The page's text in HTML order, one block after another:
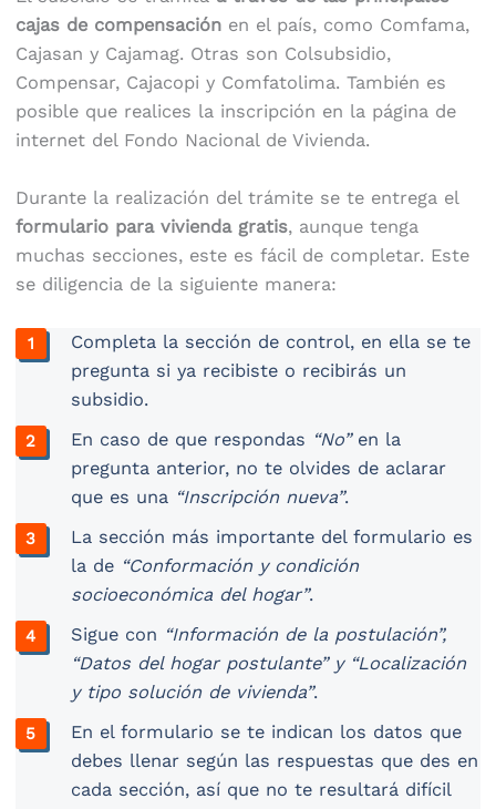
cajas de compensaciónen el país, como Comfama,
Cajasan y Cajamag. Otras son Colsubsidio,
Compensar, Cajacopi y Comfatolima. También es
posible que realices la inscripción en la página de
internet del Fondo Nacional de Vivienda.
Durante la realización del trámite se te entrega el
formulario para vivienda gratis, aunque tenga
muchas secciones, este es fácil de completar. Este
se diligencia de la siguiente manera:
Completa la sección de control, en ella se te
pregunta si ya recibiste o recibirás un
subsidio.
En caso de que respondas “No”en la
pregunta anterior, no te olvides de aclarar
que es una “Inscripción nueva”.
La sección más importante del formulario es
la de “Conformación y condición
socioeconómica del hogar”.
Sigue con “Información de la postulación”,
“Datos del hogar postulante” y “Localización
y tipo solución de vivienda”.
En el formulario se te indican los datos que
debes llenar según las respuestas que des en
cada sección, así que no te resultará difícil